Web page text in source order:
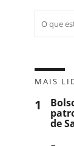
MAIS
1
de